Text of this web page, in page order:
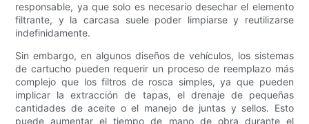
responsable, ya que solo es necesario desechar el elemento
filtrante, y la carcasa suele poder limpiarse y reutilizarse
indefinidamente.
Sin embargo, en algunos diseños de vehículos, los sistemas
de cartucho pueden requerir un proceso de reemplazo más
complejo que los filtros de rosca simples, ya que pueden
implicar la extracción de tapas, el drenaje de pequeñas
cantidades de aceite o el manejo de juntas y sellos. Esto
puede aumentar el tiempo de mano de obra durante el